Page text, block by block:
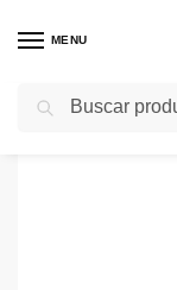
MENU
Inicio Gama blanca